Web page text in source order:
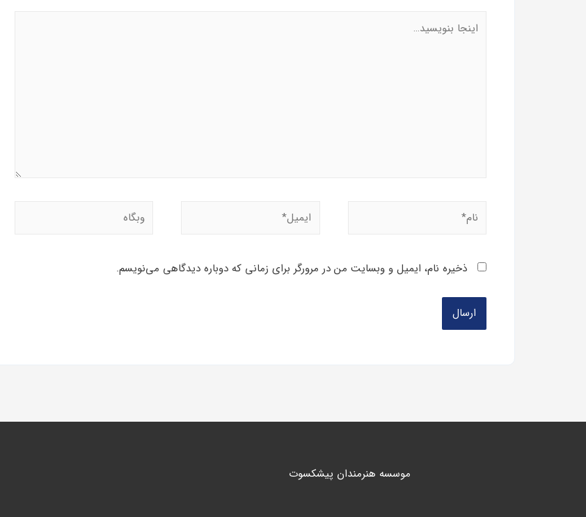
ذخیره نام، ایمیل و وبسایت من در مرورگر برای زمانی که دوباره دیدگاهی می‌نویسم.
موسسه هنرمندان پیشکسوت